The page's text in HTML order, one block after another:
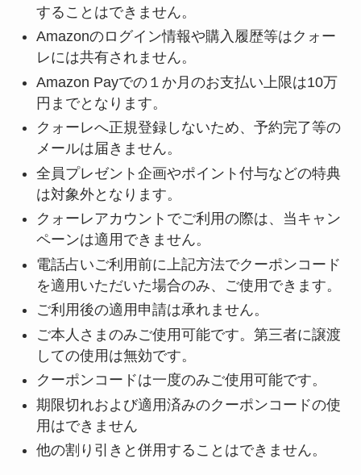
することはできません。
Amazonのログイン情報や購入履歴等はクォー
レには共有されません。
Amazon Payでの１か月のお支払い上限は10万
円までとなります。
クォーレへ正規登録しないため、予約完了等の
メールは届きません。
全員プレゼント企画やポイント付与などの特典
は対象外となります。
クォーレアカウントでご利用の際は、当キャン
ペーンは適用できません。
電話占いご利用前に上記方法でクーポンコード
を適用いただいた場合のみ、ご使用できます。
ご利用後の適用申請は承れません。
ご本人さまのみご使用可能です。第三者に譲渡
しての使用は無効です。
クーポンコードは一度のみご使用可能です。
期限切れおよび適用済みのクーポンコードの使
用はできません
他の割り引きと併用することはできません。